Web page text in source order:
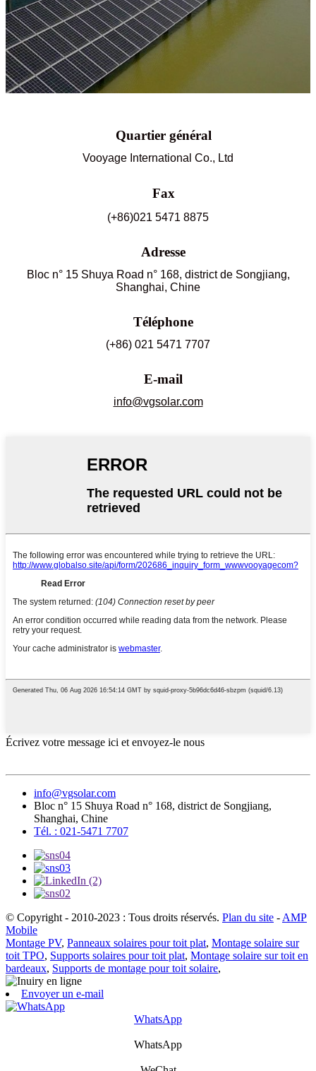
Quartier général
Vooyage International Co., Ltd
Fax
(+86)021 5471 8875
Adresse
Bloc n° 15 Shuya Road n° 168, district de Songjiang,
Shanghai, Chine
Téléphone
(+86) 021 5471 7707
E-mail
info@vgsolar.com
Écrivez votre message ici et envoyez-le nous
info@vgsolar.com
Bloc n° 15 Shuya Road n° 168, district de Songjiang,
Shanghai, Chine
Tél. : 021-5471 7707
© Copyright - 2010-2023 : Tous droits réservés. Plan du site - AMP
Mobile
Montage PV, Panneaux solaires pour toit plat, Montage solaire sur
toit TPO, Supports solaires pour toit plat, Montage solaire sur toit en
bardeaux, Supports de montage pour toit solaire,
Envoyer un e-mail
WhatsApp
WhatsApp